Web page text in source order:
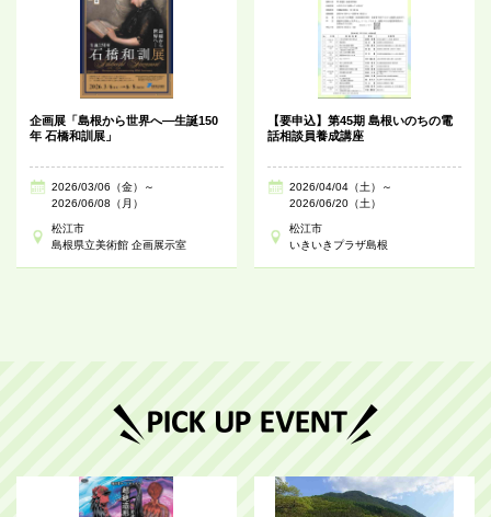
企画展「島根から世界へ―生誕150
年 石橋和訓展」
2026/03/06（金）～
2026/06/08（月）
松江市
島根県立美術館 企画展示室
【要申込】第45期 島根いのちの電
話相談員養成講座
2026/04/04（土）～
2026/06/20（土）
松江市
いきいきプラザ島根